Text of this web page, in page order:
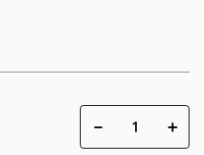
＋
－